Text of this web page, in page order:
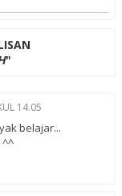
"
14.05
belajar...
^^